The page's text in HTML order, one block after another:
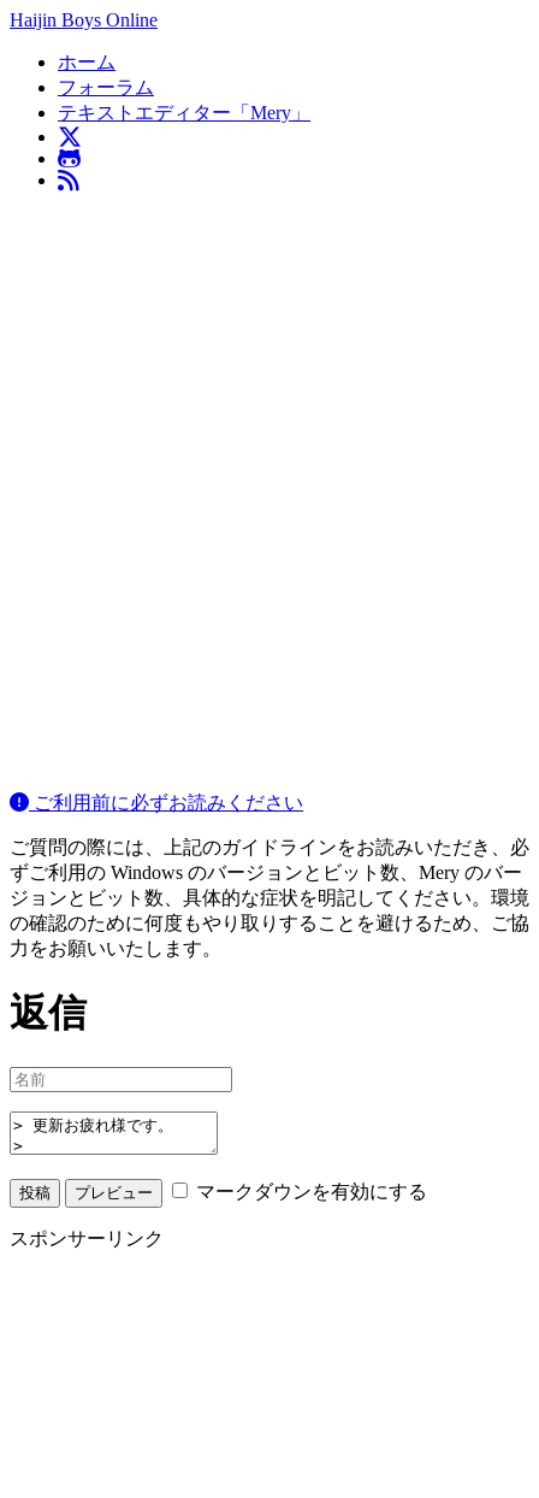
Haijin Boys Online
ホーム
フォーラム
テキストエディター「Mery」
ご利用前に必ずお読みください
ご質問の際には、上記のガイドラインをお読みいただき、必
ずご利用の Windows のバージョンとビット数、Mery のバー
ジョンとビット数、具体的な症状を明記してください。環境
の確認のために何度もやり取りすることを避けるため、ご協
力をお願いいたします。
返信
マークダウンを有効にする
スポンサーリンク